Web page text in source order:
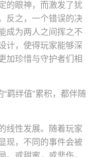
的眼神，而激发了犹
反之，一个错误的决
成为两人之间挥之不
计，使得玩家能够深
加珍惜与守护者们相
羁绊值”累积，都伴随
线性发展。随着玩家
现，不同的事件会被